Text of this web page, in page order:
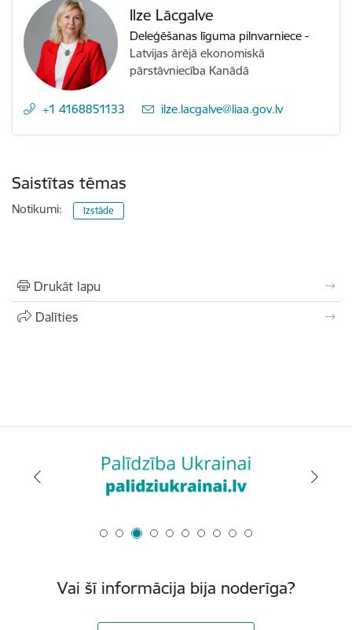
Ilze Lācgalve
Deleģēšanas līguma pilnvarniece -
Latvijas ārējā ekonomiskā
pārstāvniecība Kanādā
+1 4168851133 E-pasts:
ilze.lacgalve@liaa.gov.lv
Saistītas tēmas
Notikumi: Izstāde
Drukāt lapu
Dalīties
Vai šī informācija bija noderīga?